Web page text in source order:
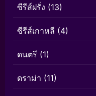
ซีรีส์ฝรั่ง (13)
ซีรีส์เกาหลี (4)
ดนตรี (1)
ดราม่า (11)